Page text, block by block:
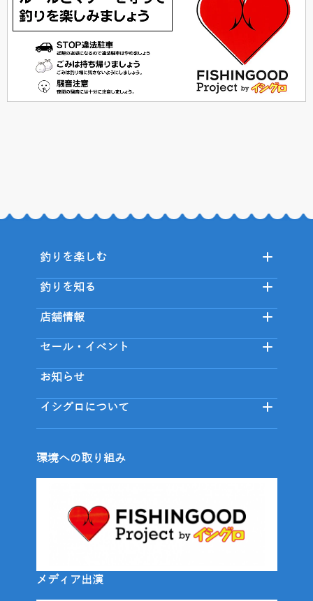
釣りを楽しむ
釣りを知る
店舗情報
セール・イベント
お知らせ
イシグロについて
環境への取り組み
メディア出演